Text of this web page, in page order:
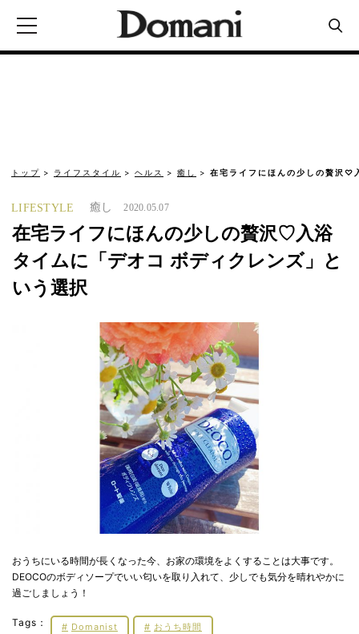
トップ ライフスタイル ヘルス 癒し 在宅ライフにほんの少しの贅沢♡
LIFESTYLE 癒し 2020.05.07
在宅ライフにほんの少しの贅沢♡入浴
タイムに「デオコ ボディクレンズ」と
いう選択
おうちにいる時間が長くなった今、お家の環境をよくすることは大事です。
DEOCOのボディソープでいい匂いを取り入れて、少しでも気分を晴れやかに
過ごしましょう！
Tags： Domanist おうち時間